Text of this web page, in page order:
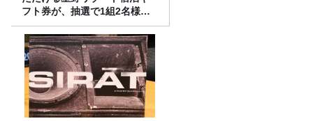
フト券が、抽選で1組2名様に
プレゼント！